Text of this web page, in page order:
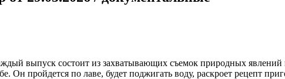
выпуск состоит из захватывающих съемок природных явлений
пройдется по лаве, будет поджигать воду, раскроет рецепт